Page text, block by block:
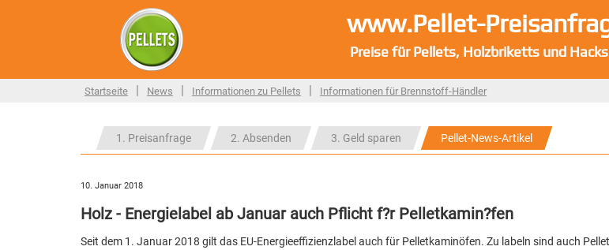
www.Pellet-
Preise für Pellets, Holzbriketts und
Startseite | News | Informationen zu Pellets | Informationen für Brennstoff-Händler
1. Preisanfrage 2. Absenden 3. Geld sparen Pellet-News-Artikel
10. Januar 2018
Holz - Energielabel ab Januar auch Pflicht f?r Pelletkamin?fen
Seit dem 1. Januar 2018 gilt das EU-Energieeffizienzlabel auch für Pelletkaminöfen. Zu labeln sind auch